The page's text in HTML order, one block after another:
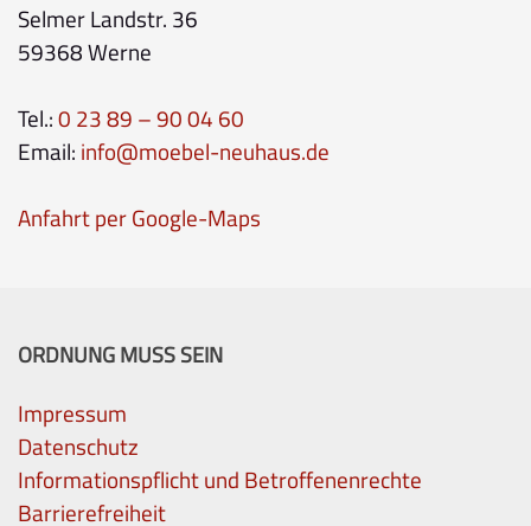
Selmer Landstr. 36
59368 Werne
Tel.:0 23 89 – 90 04 60
Email: info@moebel-neuhaus.de
Anfahrt per Google-Maps
ORDNUNG MUSS SEIN
Impressum
Datenschutz
Informationspflicht und Betroffenenrechte
Barrierefreiheit